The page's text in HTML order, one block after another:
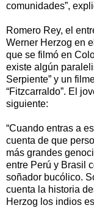
comunidades”,
Romero Rey, el
Werner Herzog en
que se filmó en
existe algún
Serpiente” y un
“Fitzcarraldo”. El
siguiente:
“Cuando entras a
cuenta de que
más grandes
entre Perú y Brasil
soñador bucólico.
cuenta la historia
Herzog los indios